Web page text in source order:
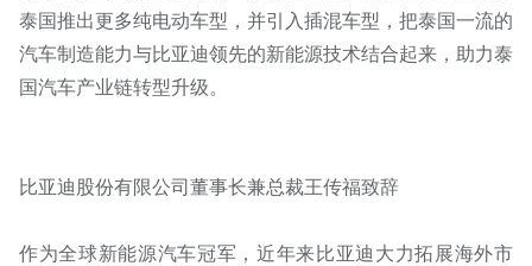
泰国推出更多纯电动车型，并引入插混车型，把泰国一流的
汽车制造能力与比亚迪领先的新能源技术结合起来，助力泰
国汽车产业链转型升级。
比亚迪股份有限公司董事长兼总裁王传福致辞
作为全球新能源汽车冠军，近年来比亚迪大力拓展海外市